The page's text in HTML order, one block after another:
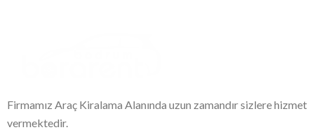
Firmamız Araç Kiralama Alanında uzun zamandır sizlere hizmet
vermektedir.